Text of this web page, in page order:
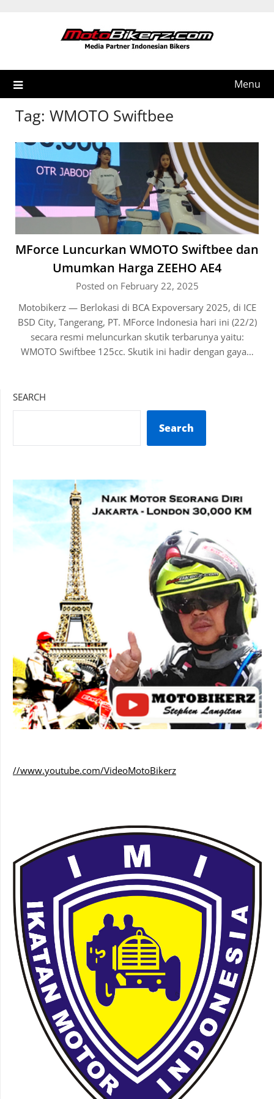
Menu
Tag: WMOTO Swiftbee
MForce Luncurkan WMOTO Swiftbee dan
Umumkan Harga ZEEHO AE4
Posted on February 22, 2025
Motobikerz — Berlokasi di BCA Expoversary 2025, di ICE
BSD City, Tangerang, PT. MForce Indonesia hari ini (22/2)
secara resmi meluncurkan skutik terbarunya yaitu:
WMOTO Swiftbee 125cc. Skutik ini hadir dengan gaya…
SEARCH
Search
//www.youtube.com/VideoMotoBikerz